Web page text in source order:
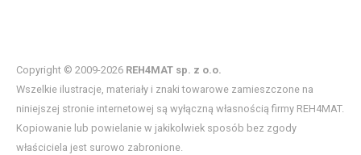
Copyright © 2009-2026 REH4MAT sp. z o.o.
Wszelkie ilustracje, materiały i znaki towarowe zamieszczone na
niniejszej stronie internetowej są wyłączną własnością firmy REH4MAT.
Kopiowanie lub powielanie w jakikolwiek sposób bez zgody
właściciela jest surowo zabronione.